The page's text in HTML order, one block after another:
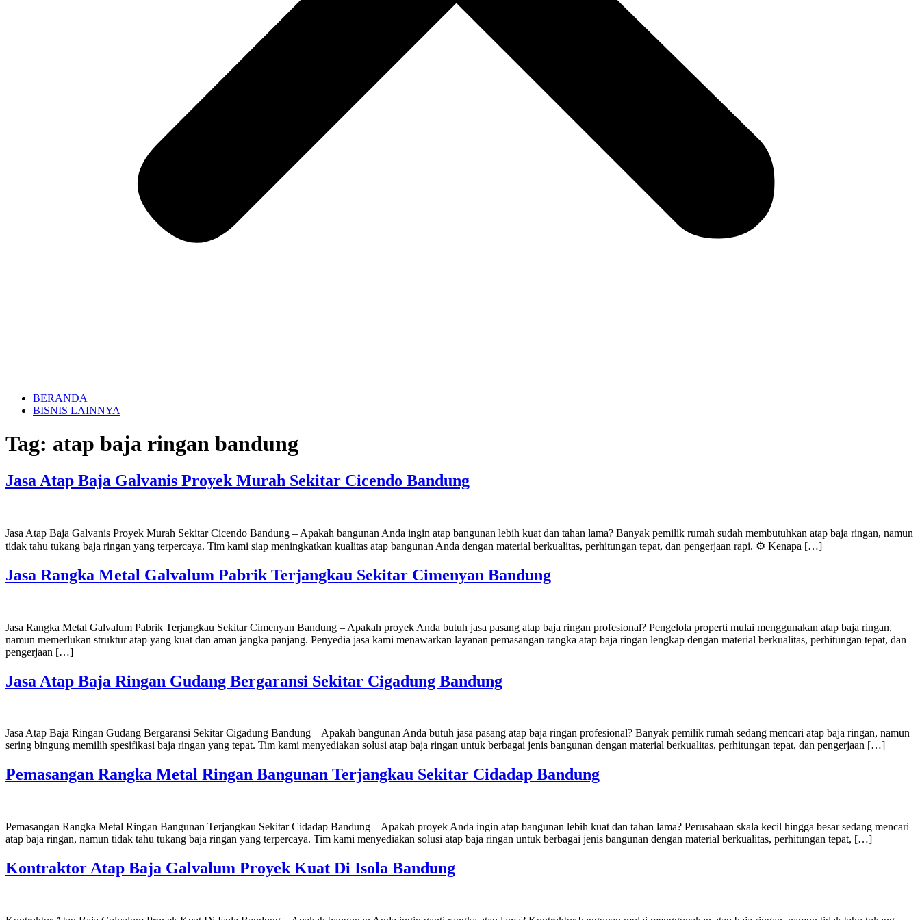
BERANDA
BISNIS LAINNYA
Tag: atap baja ringan bandung
Jasa Atap Baja Galvanis Proyek Murah Sekitar Cicendo Bandung
Jasa Atap Baja Galvanis Proyek Murah Sekitar Cicendo Bandung – Apakah bangunan Anda ingin atap bangunan lebih kuat dan tahan lama? Banyak pemilik rumah sudah membutuhkan atap baja ringan, namun
tidak tahu tukang baja ringan yang terpercaya. Tim kami siap meningkatkan kualitas atap bangunan Anda dengan material berkualitas, perhitungan tepat, dan pengerjaan rapi. ⚙️ Kenapa […]
Jasa Rangka Metal Galvalum Pabrik Terjangkau Sekitar Cimenyan Bandung
Jasa Rangka Metal Galvalum Pabrik Terjangkau Sekitar Cimenyan Bandung – Apakah proyek Anda butuh jasa pasang atap baja ringan profesional? Pengelola properti mulai menggunakan atap baja ringan,
namun memerlukan struktur atap yang kuat dan aman jangka panjang. Penyedia jasa kami menawarkan layanan pemasangan rangka atap baja ringan lengkap dengan material berkualitas, perhitungan tepat, dan
pengerjaan […]
Jasa Atap Baja Ringan Gudang Bergaransi Sekitar Cigadung Bandung
Jasa Atap Baja Ringan Gudang Bergaransi Sekitar Cigadung Bandung – Apakah bangunan Anda butuh jasa pasang atap baja ringan profesional? Banyak pemilik rumah sedang mencari atap baja ringan, namun
sering bingung memilih spesifikasi baja ringan yang tepat. Tim kami menyediakan solusi atap baja ringan untuk berbagai jenis bangunan dengan material berkualitas, perhitungan tepat, dan pengerjaan […]
Pemasangan Rangka Metal Ringan Bangunan Terjangkau Sekitar Cidadap Bandung
Pemasangan Rangka Metal Ringan Bangunan Terjangkau Sekitar Cidadap Bandung – Apakah proyek Anda ingin atap bangunan lebih kuat dan tahan lama? Perusahaan skala kecil hingga besar sedang mencari
atap baja ringan, namun tidak tahu tukang baja ringan yang terpercaya. Tim kami menyediakan solusi atap baja ringan untuk berbagai jenis bangunan dengan material berkualitas, perhitungan tepat, […]
Kontraktor Atap Baja Galvalum Proyek Kuat Di Isola Bandung